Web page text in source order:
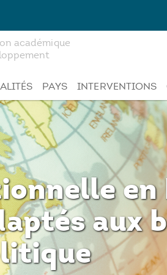
académique
PAYS INTERVENTIONS
en
aux